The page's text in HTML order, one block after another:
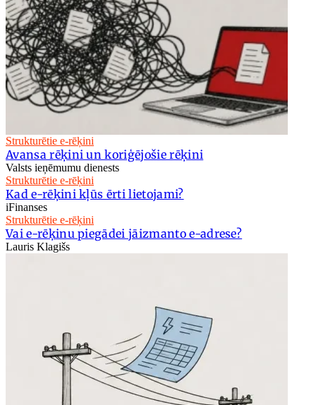
Strukturētie e-rēķini
Avansa rēķini un koriģējošie rēķini
Valsts ieņēmumu dienests
Strukturētie e-rēķini
Kad e-rēķini kļūs ērti lietojami?
iFinanses
Strukturētie e-rēķini
Vai e-rēķinu piegādei jāizmanto e-adrese?
Lauris Klagišs